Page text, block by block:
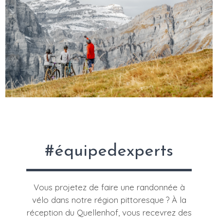
#équipedexperts
Vous projetez de faire une randonnée à
vélo dans notre région pittoresque ? À la
réception du Quellenhof, vous recevrez des